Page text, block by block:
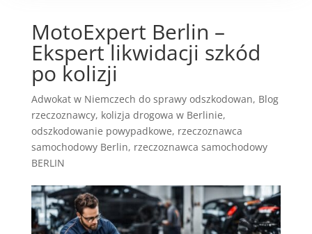
MotoExpert Berlin –
Ekspert likwidacji szkód
po kolizji
Adwokat w Niemczech do sprawy odszkodowan, Blog
rzeczoznawcy, kolizja drogowa w Berlinie,
odszkodowanie powypadkowe, rzeczoznawca
samochodowy Berlin, rzeczoznawca samochodowy
BERLIN